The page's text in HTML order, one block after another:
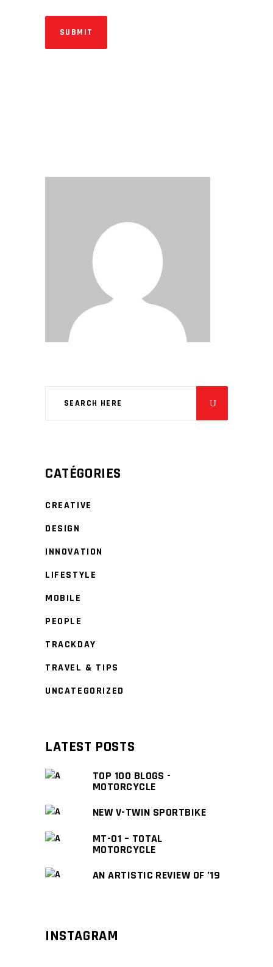
SUBMIT
CATÉGORIES
CREATIVE
DESIGN
INNOVATION
LIFESTYLE
MOBILE
PEOPLE
TRACKDAY
TRAVEL & TIPS
UNCATEGORIZED
LATEST POSTS
TOP 100 BLOGS -
MOTORCYCLE
NEW V-TWIN SPORTBIKE
MT-01 – TOTAL
MOTORCYCLE
AN ARTISTIC REVIEW OF ’19
INSTAGRAM